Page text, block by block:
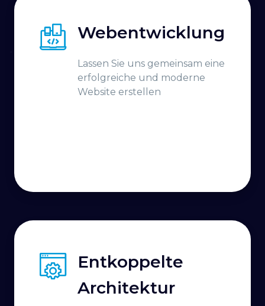
Webentwicklung
Lassen Sie uns gemeinsam eine
erfolgreiche und moderne
Website erstellen
Entkoppelte
Architektur